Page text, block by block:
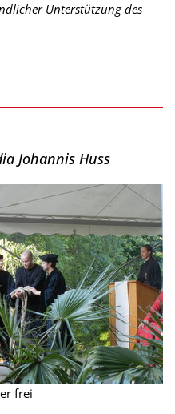
Unterstützung des
Johannis Huss
frei